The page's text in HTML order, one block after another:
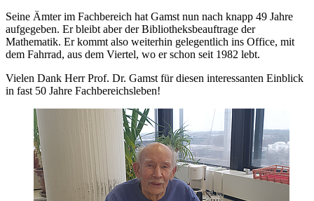
Seine Ämter im Fachbereich hat Gamst nun nach knapp 49 Jahre
aufgegeben. Er bleibt aber der Bibliotheksbeauftrage der
Mathematik. Er kommt also weiterhin gelegentlich ins Office, mit
dem Fahrrad, aus dem Viertel, wo er schon seit 1982 lebt.
Vielen Dank Herr Prof. Dr. Gamst für diesen interessanten Einblick
in fast 50 Jahre Fachbereichsleben!